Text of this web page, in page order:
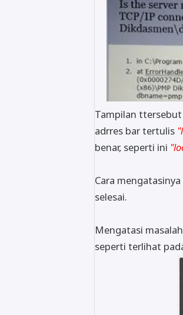
Tampilan ttersebut
adrres bar tertulis
benar, seperti ini
Cara
selesai.
Mengatasi masalah
seperti terlihat